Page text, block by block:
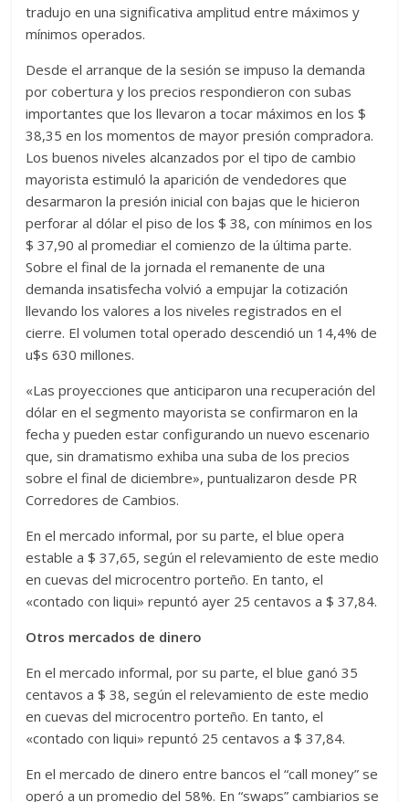
tradujo en una significativa amplitud entre máximos y
mínimos operados.
Desde el arranque de la sesión se impuso la demanda
por cobertura y los precios respondieron con subas
importantes que los llevaron a tocar máximos en los $
38,35 en los momentos de mayor presión compradora.
Los buenos niveles alcanzados por el tipo de cambio
mayorista estimuló la aparición de vendedores que
desarmaron la presión inicial con bajas que le hicieron
perforar al dólar el piso de los $ 38, con mínimos en los
$ 37,90 al promediar el comienzo de la última parte.
Sobre el final de la jornada el remanente de una
demanda insatisfecha volvió a empujar la cotización
llevando los valores a los niveles registrados en el
cierre. El volumen total operado descendió un 14,4% de
u$s 630 millones.
«Las proyecciones que anticiparon una recuperación del
dólar en el segmento mayorista se confirmaron en la
fecha y pueden estar configurando un nuevo escenario
que, sin dramatismo exhiba una suba de los precios
sobre el final de diciembre», puntualizaron desde PR
Corredores de Cambios.
En el mercado informal, por su parte, el blue opera
estable a $ 37,65, según el relevamiento de este medio
en cuevas del microcentro porteño. En tanto, el
«contado con liqui» repuntó ayer 25 centavos a $ 37,84.
Otros mercados de dinero
En el mercado informal, por su parte, el blue ganó 35
centavos a $ 38, según el relevamiento de este medio
en cuevas del microcentro porteño. En tanto, el
«contado con liqui» repuntó 25 centavos a $ 37,84.
En el mercado de dinero entre bancos el “call money” se
operó a un promedio del 58%. En “swaps” cambiarios se